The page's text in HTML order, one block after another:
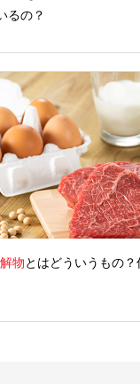
るの？
物とはどういうもの？